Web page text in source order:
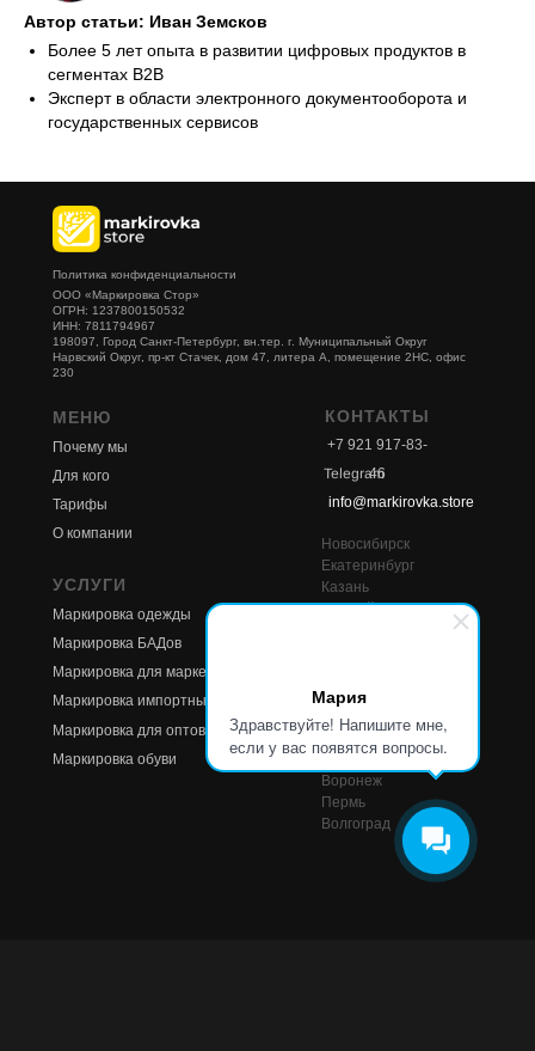
Мария
Здравствуйте! Напишите мне,
если у вас появятся вопросы.
Автор статьи: Иван Земсков
Более 5 лет опыта в развитии цифровых продуктов в
сегментах B2B
Эксперт в области электронного документооборота и
государственных сервисов
МЕНЮ КОНТАКТЫ
+7 921 917-83-
46
УСЛУГИ
Маркировка одежды
Маркировка БАДов
Маркировка для оптовиков
Маркировка обуви
Маркировка для маркетплейсов
Маркировка импортных товаров
Почему мы
Для кого
Тарифы
Telegram
Новосибирск
Екатеринбург
Казань
Нижний Новгород
Уфа
Ростов-на-Дону
Омск
Воронеж
Пермь
Волгоград
Политика конфиденциальности
ООО «Маркировка Стор»
ОГРН: 1237800150532
ИНН: 7811794967
198097, Город Санкт-Петербург, вн.тер. г. Муниципальный Округ
Нарвский Округ, пр-кт Стачек, дом 47, литера А, помещение 2НС, офис
230
О компании
info@markirovka.store